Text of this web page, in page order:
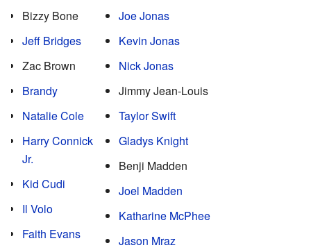
Bizzy Bone
Jeff Bridges
Zac Brown
Brandy
Natalie Cole
Harry Connick
Jr.
Kid Cudi
Il Volo
Faith Evans
Joe Jonas
Kevin Jonas
Nick Jonas
Jimmy Jean-Louis
Taylor Swift
Gladys Knight
Benji Madden
Joel Madden
Katharine McPhee
Jason Mraz